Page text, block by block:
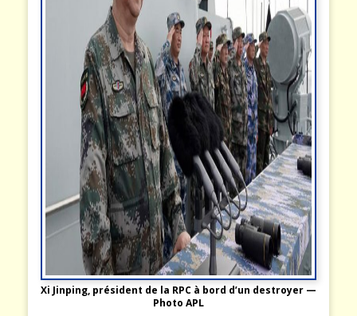
Xi Jinping, président de la RPC à bord d’un destroyer —
Photo APL